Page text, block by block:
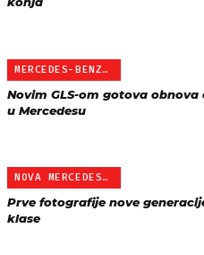
MERCEDES-BENZ GLS
Novim GLS-om gotova obnova
u Mercedesu
NOVA MERCEDES E-KLASA
Prve fotografije nove
klase